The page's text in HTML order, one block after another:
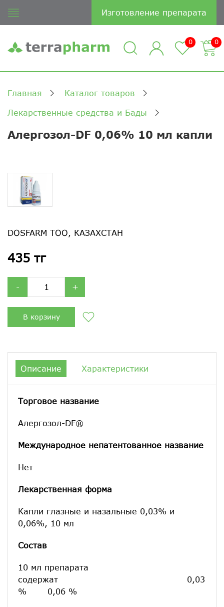
Изготовление препарата
0 0
Главная Каталог товаров
Лекарственные средства и Бады
Алергозол-DF 0,06% 10 мл капли
DOSFARM ТОО, КАЗАХСТАН
435 тг
- +
В корзину
Описание Характеристики
Торговое название
Алергозол-DF®
Международное непатентованное название
Нет
Лекарственная форма
Капли глазные и назальные 0,03% и
0,06%, 10 мл
Состав
10 мл препарата
содержат 0,03
% 0,06 %